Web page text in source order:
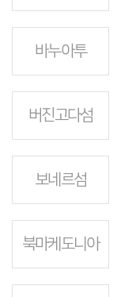
바누아투
버진고다섬
보네르섬
북마케도니아